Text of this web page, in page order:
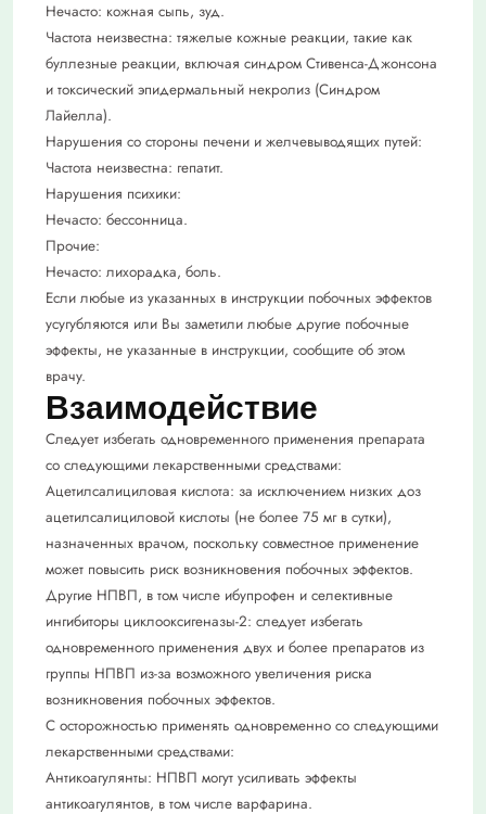
Нечасто: кожная сыпь, зуд.
Частота неизвестна: тяжелые кожные реакции, такие как
буллезные реакции, включая синдром Стивенса-Джонсона
и токсический эпидермальный некролиз (Синдром
Лайелла).
Нарушения со стороны печени и желчевыводящих путей:
Частота неизвестна: гепатит.
Нарушения психики:
Нечасто: бессонница.
Прочие:
Нечасто: лихорадка, боль.
Если любые из указанных в инструкции побочных эффектов
усугубляются или Вы заметили любые другие побочные
эффекты, не указанные в инструкции, сообщите об этом
врачу.
Взаимодействие
Следует избегать одновременного применения препарата
со следующими лекарственными средствами:
Ацетилсалициловая кислота: за исключением низких доз
ацетилсалициловой кислоты (не более 75 мг в сутки),
назначенных врачом, поскольку совместное применение
может повысить риск возникновения побочных эффектов.
Другие НПВП, в том числе ибупрофен и селективные
ингибиторы циклооксигеназы-2: следует избегать
одновременного применения двух и более препаратов из
группы НПВП из-за возможного увеличения риска
возникновения побочных эффектов.
С осторожностью применять одновременно со следующими
лекарственными средствами:
Антикоагулянты: НПВП могут усиливать эффекты
антикоагулянтов, в том числе варфарина.